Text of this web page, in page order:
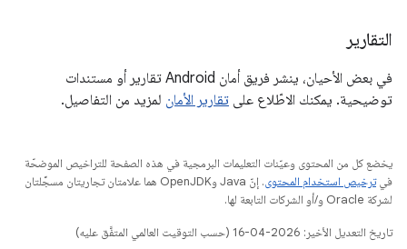
التقارير
في بعض الأحيان، ينشر فريق أمان Android تقارير أو مستندات
توضيحية. يمكنك الاطّلاع على تقارير الأمان لمزيد من التفاصيل.
يخضع كل من المحتوى وعيّنات التعليمات البرمجية في هذه الصفحة للتراخيص الموضحّة
فيترخيص استخدام المحتوى
. إنّ Java وOpenJDK هما علامتان تجاريتان مسجَّلتان
لشركة Oracle و/أو الشركات التابعة لها.
تاريخ التعديل الأخير: 2026-04-16 (حسب التوقيت العالمي المتفَّق عليه)